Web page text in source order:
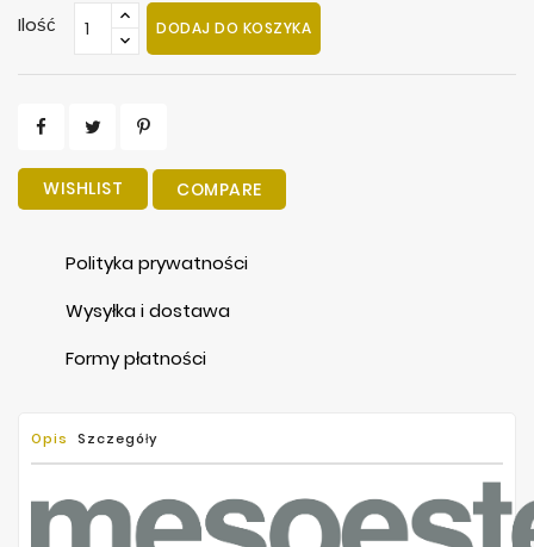
Ilość DODAJ DO KOSZYKA
WISHLIST COMPARE
Polityka prywatności
Wysyłka i dostawa
Formy płatności
Opis Szczegóły